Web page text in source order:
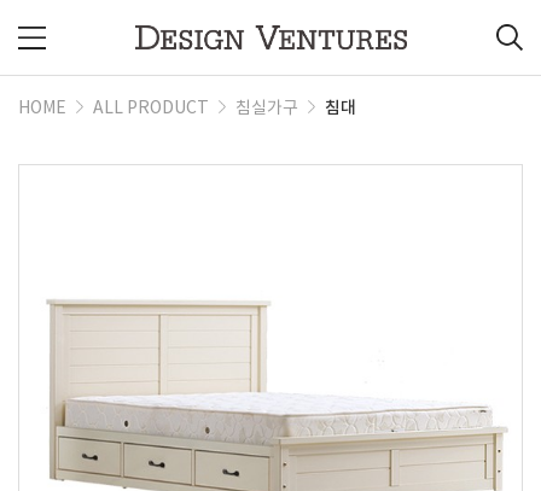
HOME ALL PRODUCT 침실가구 침대